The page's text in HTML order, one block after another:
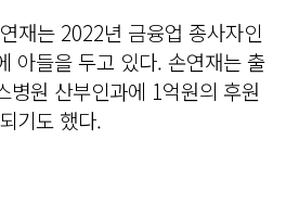
재는 2022년 금융업 종사자인
아들을 두고 있다. 손연재는 출
병원 산부인과에 1억원의 후원
기도 했다.